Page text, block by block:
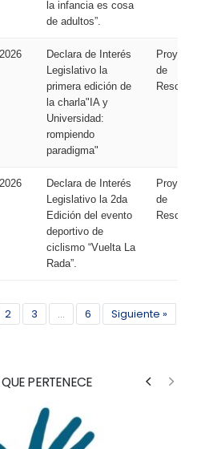
la infancia es cosa
de adultos”.
Declara de Interés
Legislativo la
primera edición de
la charla"IA y
Universidad:
rompiendo
paradigma"
Proyecto
de
Resolución
Declara de Interés
Legislativo la 2da
Edición del evento
deportivo de
ciclismo “Vuelta La
Rada”.
Proyecto
de
Resolución
2 3 ... 6 Siguiente »
PERTENECE